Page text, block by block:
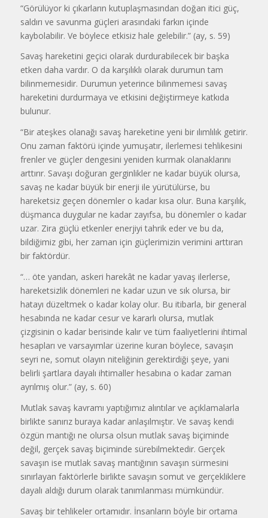
“Görülüyor ki çıkarların kutuplaşmasından doğan itici güç,
saldırı ve savunma güçleri arasındaki farkın içinde
kaybolabilir. Ve böylece etkisiz hale gelebilir.” (ay, s. 59)
Savaş hareketini geçici olarak durdurabilecek bir başka
etken daha vardır. O da karşılıklı olarak durumun tam
bilinmemesidir. Durumun yeterince bilinmemesi savaş
hareketini durdurmaya ve etkisini değiştirmeye katkıda
bulunur.
“Bir ateşkes olanağı savaş hareketine yeni bir ılımlılık getirir.
Onu zaman faktörü içinde yumuşatır, ilerlemesi tehlikesini
frenler ve güçler dengesini yeniden kurmak olanaklarını
arttırır. Savaşı doğuran gerginlikler ne kadar büyük olursa,
savaş ne kadar büyük bir enerji ile yürütülürse, bu
hareketsiz geçen dönemler o kadar kısa olur. Buna karşılık,
düşmanca duygular ne kadar zayıfsa, bu dönemler o kadar
uzar. Zira güçlü etkenler enerjiyi tahrik eder ve bu da,
bildiğimiz gibi, her zaman için güçlerimizin verimini arttıran
bir faktördür.
“… öte yandan, askeri harekât ne kadar yavaş ilerlerse,
hareketsizlik dönemleri ne kadar uzun ve sık olursa, bir
hatayı düzeltmek o kadar kolay olur. Bu itibarla, bir general
hesabında ne kadar cesur ve kararlı olursa, mutlak
çizgisinin o kadar berisinde kalır ve tüm faaliyetlerini ihtimal
hesapları ve varsayımlar üzerine kuran böylece, savaşın
seyri ne, somut olayın niteliğinin gerektirdiği şeye, yani
belirli şartlara dayalı ihtimaller hesabına o kadar zaman
ayrılmış olur.” (ay, s. 60)
Mutlak savaş kavramı yaptığımız alıntılar ve açıklamalarla
birlikte sanırız buraya kadar anlaşılmıştır. Ve savaş kendi
özgün mantığı ne olursa olsun mutlak savaş biçiminde
değil, gerçek savaş biçiminde sürebilmektedir. Gerçek
savaşın ise mutlak savaş mantığının savaşın sürmesini
sınırlayan faktörlerle birlikte savaşın somut ve gerçekliklere
dayalı aldığı durum olarak tanımlanması mümkündür.
Savaş bir tehlikeler ortamıdır. İnsanların böyle bir ortama